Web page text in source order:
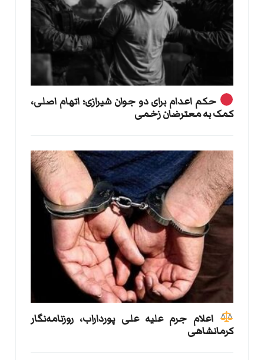
حکم اعدام برای دو جوان شیرازی؛ اتهام اصلی،
کمک به معترضان زخمی
اعلام جرم علیه علی پورداراب، روزنامه‌نگار
کرمانشاهی